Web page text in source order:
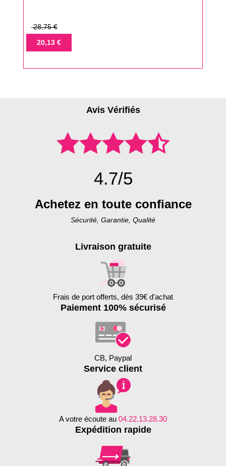
Prix
base
28,75 €
Prix20,13 €
Avis Vérifiés
4.7/5
Achetez en toute confiance
Sécurité, Garantie, Qualité
Livraison gratuite
Frais de port offerts, dès 39€ d'achat
Paiement 100% sécurisé
CB, Paypal
Service client
A votre écoute au 04.22.13.28.30
Expédition rapide